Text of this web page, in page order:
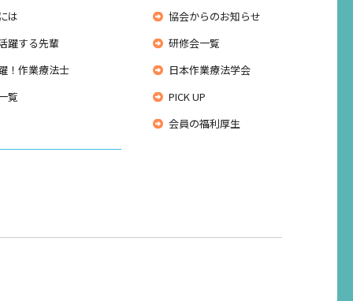
は
躍する先輩
！作業療法士
覧
協会からのお知らせ
研修会一覧
日本作業療法学会
PICK UP
会員の福利厚生